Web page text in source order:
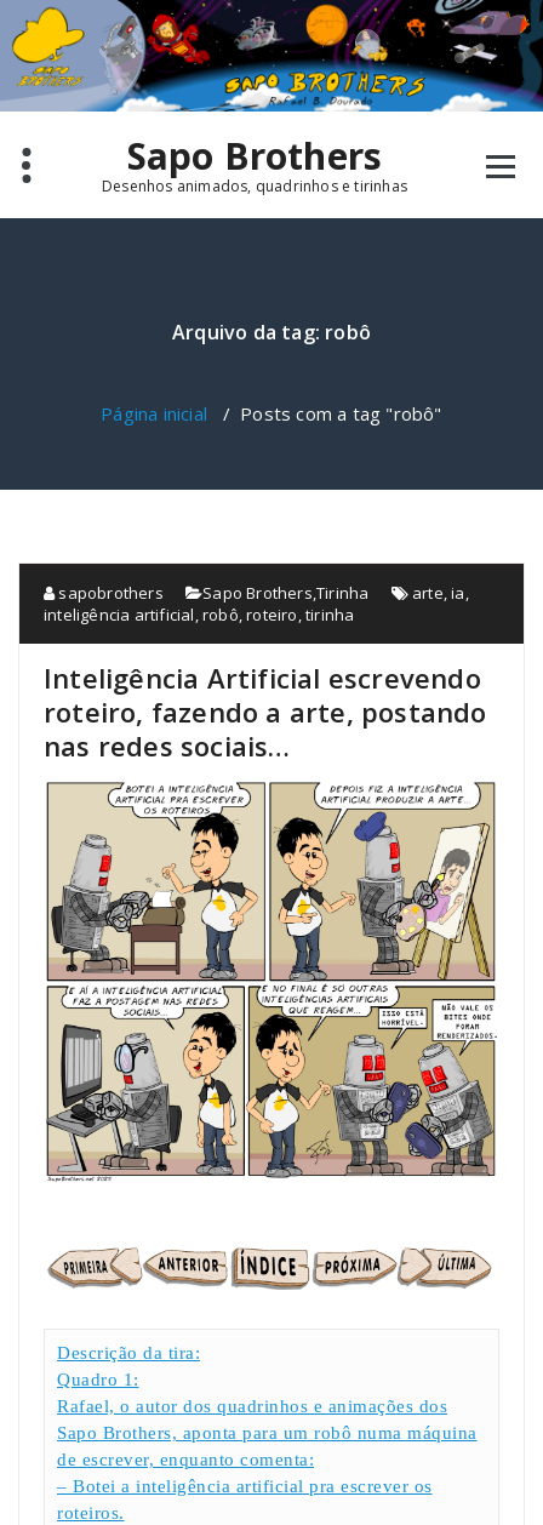
Pular
para
conteúdo
Sapo Brothers
Desenhos animados, quadrinhos e tirinhas
Arquivo da tag: robô
Página inicial / Posts com a tag "robô"
sapobrothers Sapo Brothers,Tirinha arte,ia,
inteligência artificial,robô,roteiro,tirinha
Inteligência Artificial escrevendo
roteiro, fazendo a arte, postando
nas redes sociais…
Descrição da tira:
Quadro 1:
Rafael, o autor dos quadrinhos e animações dos
Sapo Brothers, aponta para um robô numa máquina
de escrever, enquanto comenta:
– Botei a inteligência artificial pra escrever os
roteiros.